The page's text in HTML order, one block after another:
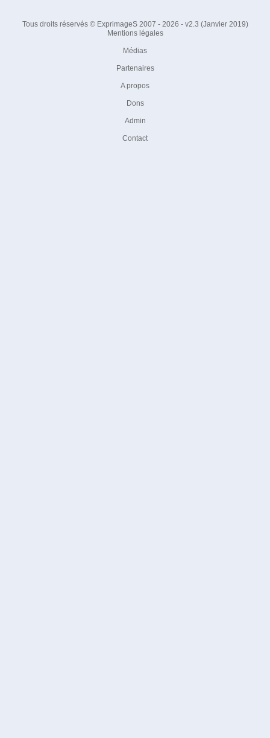
Tous droits réservés © ExprimageS 2007 - 2026 - v2.3 (Janvier 2019)
Mentions légales
Médias
Partenaires
A propos
Dons
Admin
Contact